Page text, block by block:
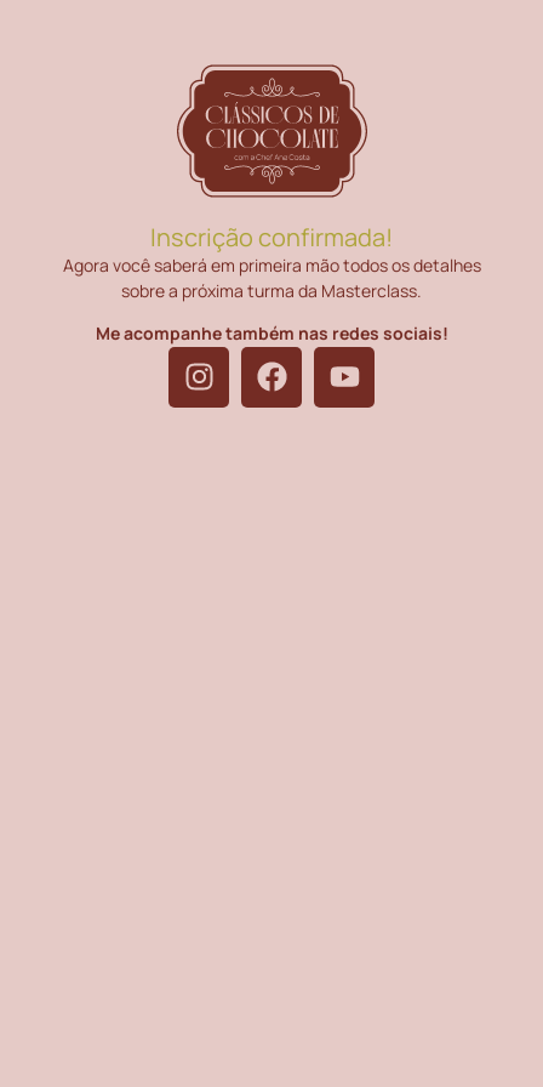
Inscrição confirmada!
Agora você saberá em primeira mão todos os detalhes
sobre a próxima turma da Masterclass.
Me acompanhe também nas redes sociais!